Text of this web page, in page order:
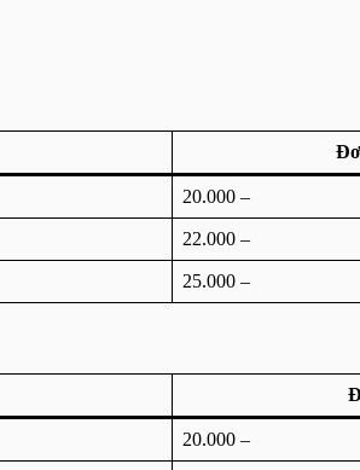
20.000 –
22.000 –
25.000 –
20.000 –